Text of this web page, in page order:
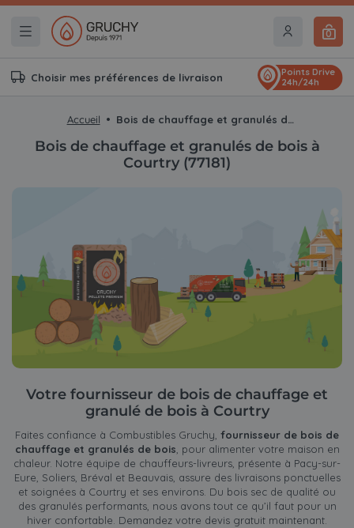
0
Choisir mes préférences de livraison
Points Drive
24h/24h
Accueil Bois de chauffage et granulés de bois à Courtry (77181)
Bois de chauffage et granulés de bois à
Courtry (77181)
Votre fournisseur de bois de chauffage et
granulé de bois à Courtry
Faites confiance à Combustibles Gruchy, fournisseur de bois de
chauffage et granulés de bois, pour alimenter votre maison en
chaleur. Notre équipe de chauffeurs-livreurs, présente à Pacy-sur-
Eure, Soliers, Bréval et Beauvais, assure des livraisons ponctuelles
et soignées à Courtry et ses environs. Du bois sec de qualité ou
des granulés performants, nous avons tout ce qu’il faut pour un
hiver confortable. Demandez votre devis gratuit maintenant.